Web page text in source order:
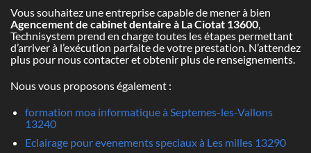
Vous souhaitez une entreprise capable de mener à bien
Agencement de cabinet dentaire à La Ciotat 13600,
Technisystem prend en charge toutes les étapes permettant
d’arriver à l’exécution parfaite de votre prestation. N’attendez
plus pour nous contacter et obtenir plus de renseignements.
Nous vous proposons également :
formation moa informatique à Septemes-les-Vallons
13240
Eclairage pour evenements speciaux à Les milles 13290